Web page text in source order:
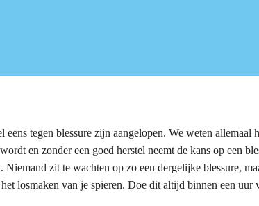
tegen blessure zijn aangelopen. We weten
en zonder een goed herstel neemt de kans op een
Niemand zit te wachten op zo een dergelijke blessure,
losmaken van je spieren. Doe dit altijd binnen een